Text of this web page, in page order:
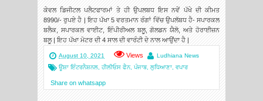
ਕੇਵਲ ਡਿਜੀਟਲ ਪਲੈਟਫਾਰਮਾਂ ਤੇ ਹੀ ਉਪਲਬਧ ਇਸ ਨਵੇਂ ਪੱਖੇ ਦੀ ਕੀਮਤ
8990/- ਰੁਪਏ ਹੈ | ਇਹ ਪੱਖਾ 5 ਵਰਤਮਾਨ ਰੰਗਾਂ ਵਿੱਚ ਉਪਲੱਬਧ ਹੈ- ਸਪਾਰਕਲ
ਬਲੈਕ, ਸਪਾਰਕਲ ਵਾਈਟ, ਇੰਪੀਰੀਅਲ ਬਲੂ, ਗੋਲਡਨ ਯੈਲੋ, ਅਤੇ ਹੋਰਾਈਜ਼ਨ
ਬਲੂ | ਇਹ ਪੱਖਾ ਮੋਟਰ ਦੀ 4 ਸਾਲ ਦੀ ਵਾਰੰਟੀ ਦੇ ਨਾਲ ਆਉਂਦਾ ਹੈ |
August 10, 2021 Views
Ludhiana News
ਊਸ਼ਾ ਇੰਟਰਨੈਸ਼ਨਲ, ਹੀਲੀਓਸ ਫੈਨ, ਪੰਜਾਬ, ਲੁਧਿਆਣਾ, ਵਪਾਰ
Share on whatsapp